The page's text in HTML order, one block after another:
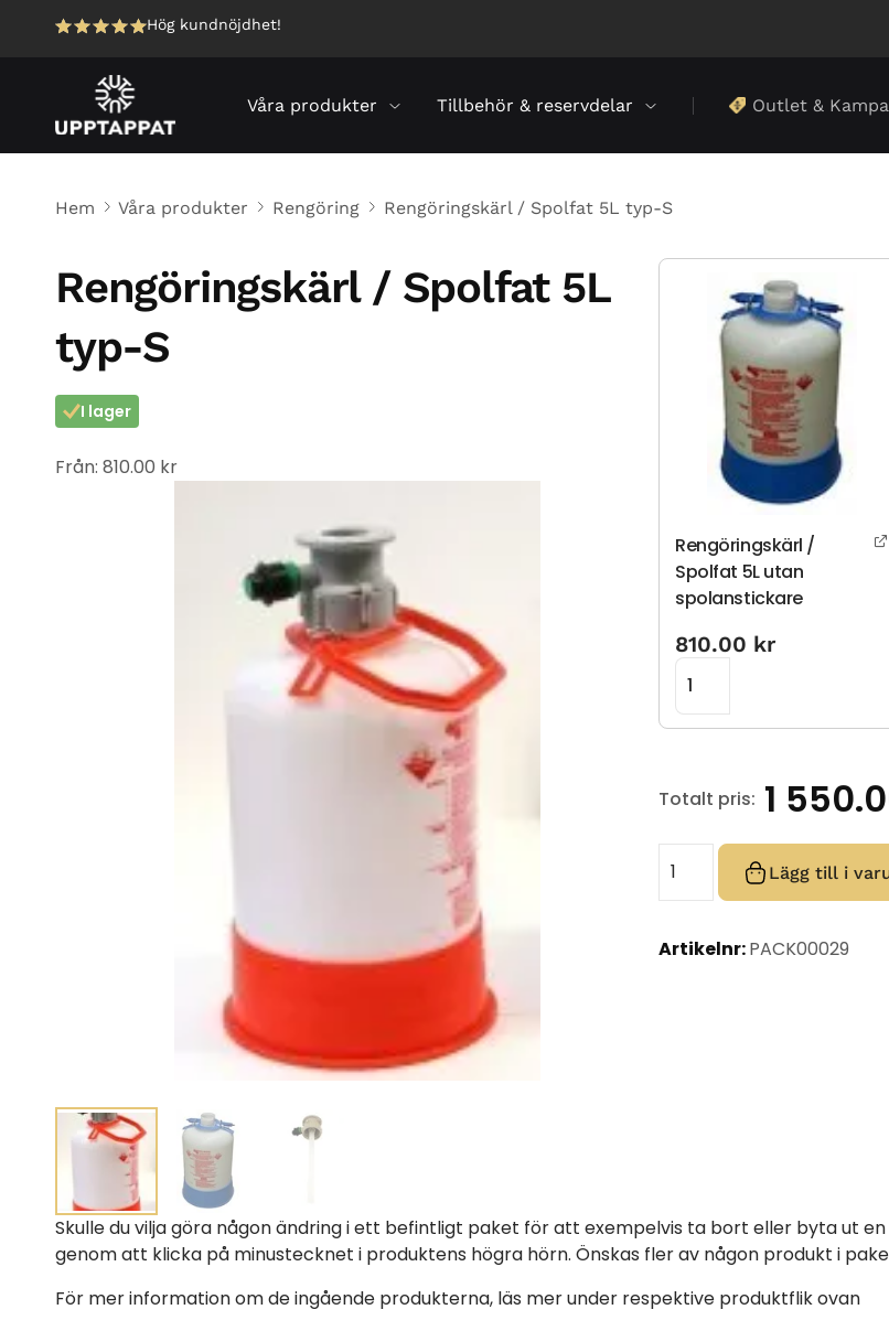
Hög kundnöjdhet!
Våra produkter Tillbehör & reservdelar Outlet &
Hem Våra produkter Rengöring Rengöringskärl / Spolfat 5L typ-S
Rengöringskärl / Spolfat 5L
typ-S
I lager
Från: 810.00 kr
Rengöringskärl /
Spolfat 5L utan
spolanstickare
810.00 kr
1
Totalt pris:
Lägg till i
Artikelnr:PACK00029
Skulle du vilja göra någon ändring i ett befintligt paket för att exempelvis ta bort eller byta ut
genom att klicka på minustecknet i produktens högra hörn. Önskas fler av någon produkt i
För mer information om de ingående produkterna, läs mer under respektive produktflik ovan